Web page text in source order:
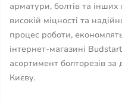
арматури, болтів та
високій міцності та
процес роботи,
інтернет-магазині
асортимент болторезів
Києву.